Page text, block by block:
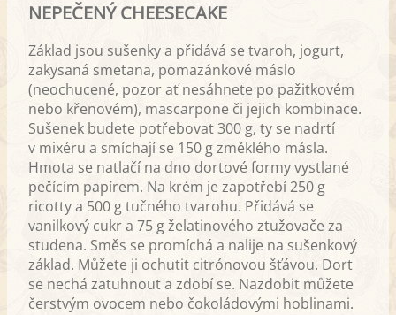
NEPEČENÝ CHEESECAKE
Základ jsou sušenky a přidává se tvaroh, jogurt,
zakysaná smetana, pomazánkové máslo
(neochucené, pozor ať nesáhnete po pažitkovém
nebo křenovém), mascarpone či jejich kombinace.
Sušenek budete potřebovat 300 g, ty se nadrtí
v mixéru a smíchají se 150 g změklého másla.
Hmota se natlačí na dno dortové formy vystlané
pečícím papírem. Na krém je zapotřebí 250 g
ricotty a 500 g tučného tvarohu. Přidává se
vanilkový cukr a 75 g želatinového ztužovače za
studena. Směs se promíchá a nalije na sušenkový
základ. Můžete ji ochutit citrónovou šťávou. Dort
se nechá zatuhnout a zdobí se. Nazdobit můžete
čerstvým ovocem nebo čokoládovými hoblinami.